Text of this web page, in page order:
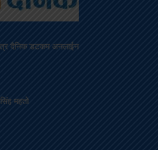
नेत्र दैनिक डटकम अनलाईन
महतो